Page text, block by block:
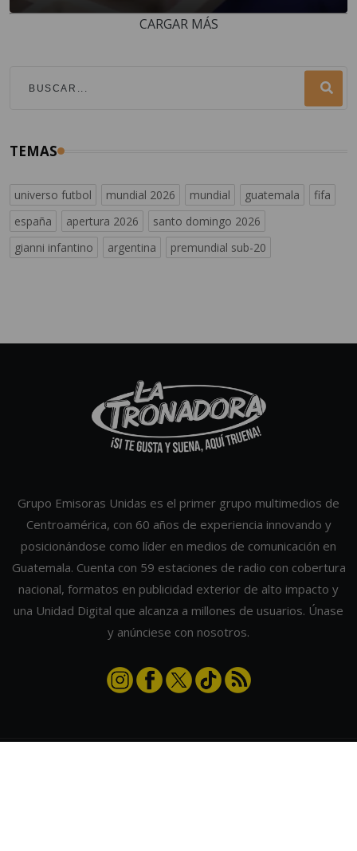
CARGAR MÁS
TEMAS
universo futbol mundial 2026 mundial guatemala
fifa
españa
apertura 2026
santo domingo 2026
gianni infantino
argentina premundial sub-20
Grupo Emisoras Unidas es el primer grupo multimedios de
Centroamérica, con 60 años de experiencia innovando y
posicionándose como líder en medios de comunicación en
Guatemala. Cuenta con 59 estaciones de radio con cobertura
nacional, formatos en publicidad exterior de alto impacto y
una Unidad Digital que alcanza a millones de usuarios. Únase
y anúnciese con nosotros.